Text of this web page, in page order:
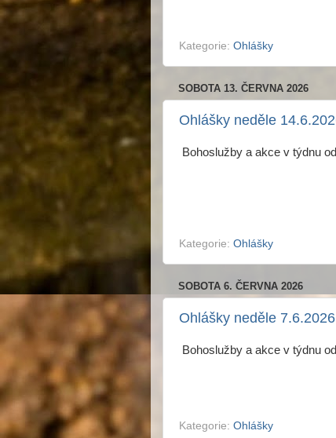
Kategorie: Ohlášky
SOBOTA 13. ČERVNA 2026
Ohlášky neděle
Bohoslužby a akce v týdnu
Kategorie: Ohlášky
SOBOTA 6. ČERVNA 2026
Ohlášky neděle 7.6.2026
Bohoslužby a akce v týdnu
Kategorie: Ohlášky